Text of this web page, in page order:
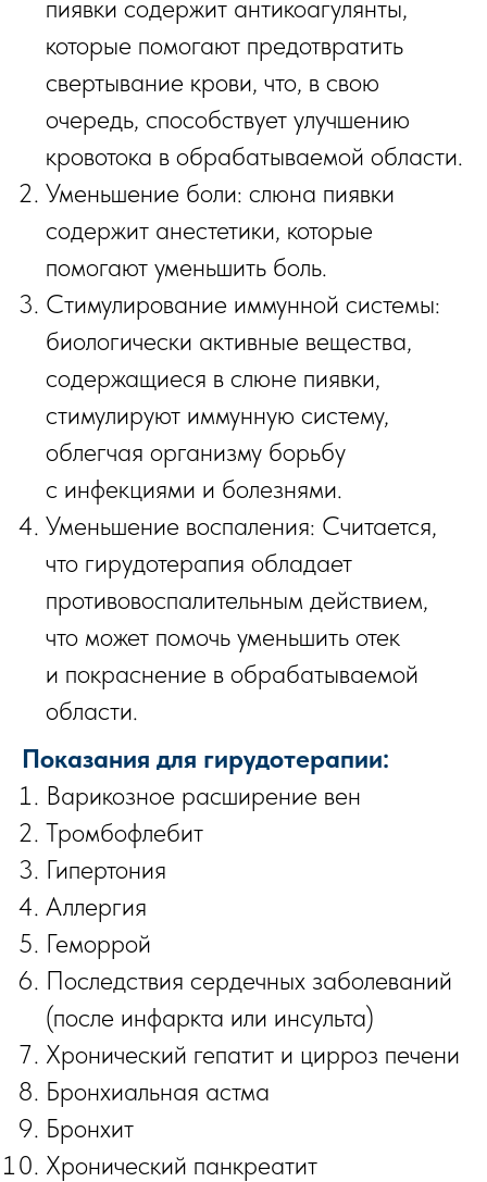
пиявки содержит антикоагулянты,
которые помогают предотвратить
свертывание крови, что, в свою
очередь, способствует улучшению
кровотока в обрабатываемой области.
Уменьшение боли: слюна пиявки
содержит анестетики, которые
помогают уменьшить боль.
Стимулирование иммунной системы:
биологически активные вещества,
содержащиеся в слюне пиявки,
стимулируют иммунную систему,
облегчая организму борьбу
с инфекциями и болезнями.
Уменьшение воспаления: Считается,
что гирудотерапия обладает
противовоспалительным действием,
что может помочь уменьшить отек
и покраснение в обрабатываемой
области.
Показания для гирудотерапии:
Варикозное расширение вен
Тромбофлебит
Гипертония
Аллергия
Геморрой
Последствия сердечных заболеваний
(после инфаркта или инсульта)
Хронический гепатит и цирроз печени
Бронхиальная астма
Бронхит
Хронический панкреатит